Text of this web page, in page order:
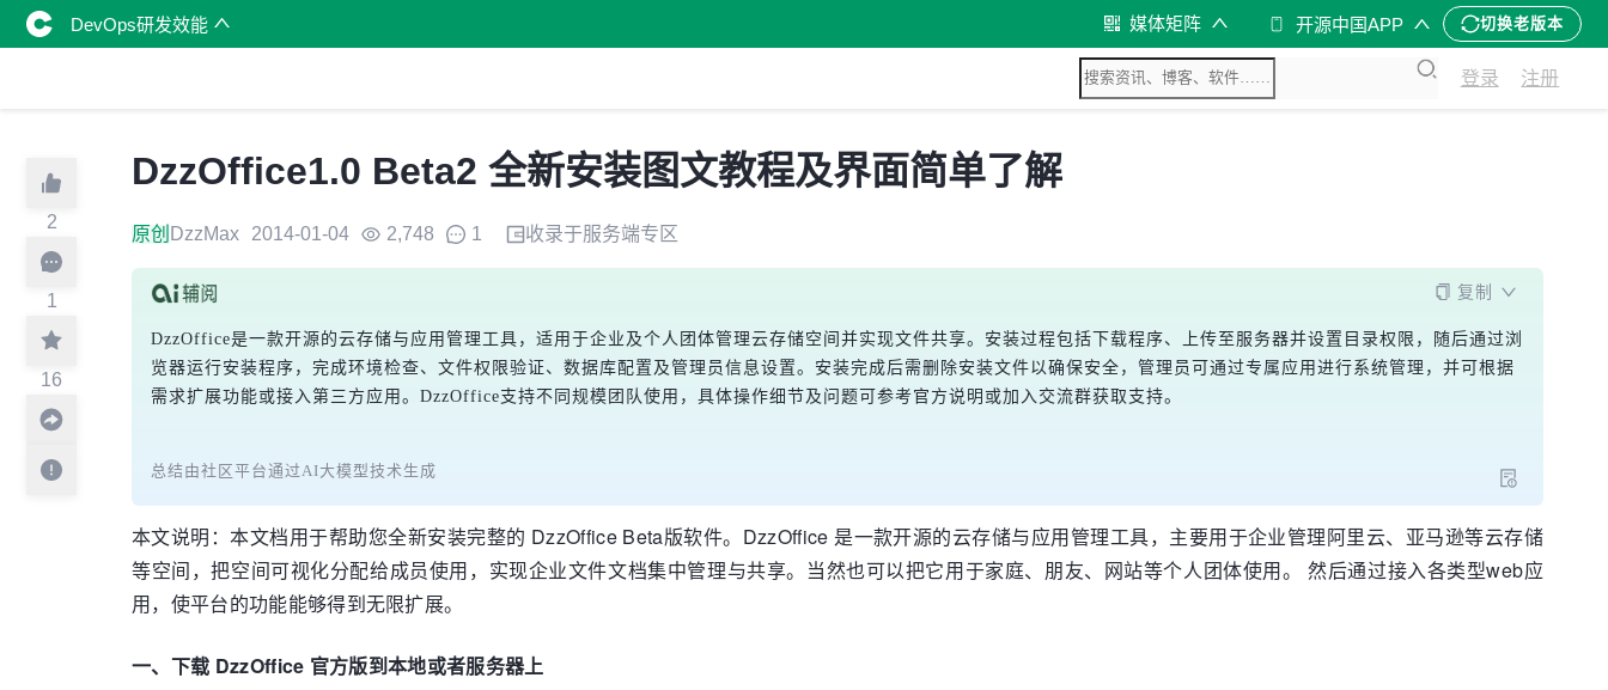
DevOps研发效能 媒体矩阵 开源中国APP 切换老版本
登录 注册
2
1
16
DzzOffice1.0 Beta2 全新安装图文教程及界面简单了解
原创 DzzMax 2014-01-04 2,748 1 收录于服务端专区
复制
DzzOffice是一款开源的云存储与应用管理工具，适用于企业及个人团体管理云存储空间并实现文件共享。安装过程包括下载程序、上传至服务器并设置目录权限，随后通过浏
览器运行安装程序，完成环境检查、文件权限验证、数据库配置及管理员信息设置。安装完成后需删除安装文件以确保安全，管理员可通过专属应用进行系统管理，并可根据
需求扩展功能或接入第三方应用。DzzOffice支持不同规模团队使用，具体操作细节及问题可参考官方说明或加入交流群获取支持。
总结由社区平台通过AI大模型技术生成
本文说明：本文档用于帮助您全新安装完整的 DzzOffice Beta版软件。DzzOffice 是一款开源的云存储与应用管理工具，主要用于企业管理阿里云、亚马逊等云存储
等空间，把空间可视化分配给成员使用，实现企业文件文档集中管理与共享。当然也可以把它用于家庭、朋友、网站等个人团体使用。 然后通过接入各类型web应
用，使平台的功能能够得到无限扩展。
一、下载 DzzOffice 官方版到本地或者服务器上